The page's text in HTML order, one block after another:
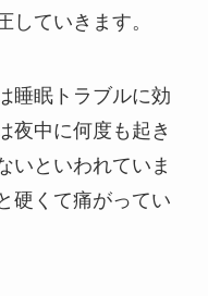
していきます。
睡眠トラブルに効
夜中に何度も起き
いといわれていま
硬くて痛がってい